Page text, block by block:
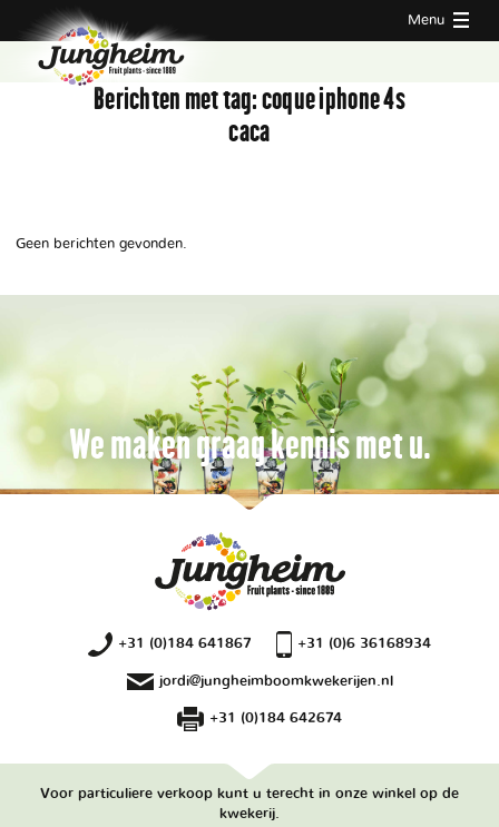
Menu
Berichten met tag:coque iphone 4s
caca
Geen berichten gevonden.
We maken graag kennis met u.
+31 (0)184 641867 +31 (0)6 36168934
jordi@jungheimboomkwekerijen.nl
+31 (0)184 642674
Voor particuliere verkoop kunt u terecht in onze winkel op de
kwekerij.